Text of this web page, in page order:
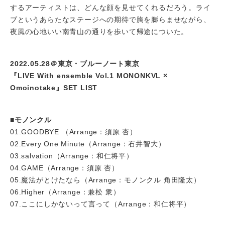
するアーティストは、どんな顔を見せてくれるだろう。ライ
ブというあらたなステージへの期待で胸を膨らませながら、
夜風の心地いい南青山の通りを歩いて帰途についた。
2022.05.28＠東京・ブルーノート東京
『LIVE With ensemble Vol.1 MONONKVL ×
Omoinotake』SET LIST
■モノンクル
01.GOODBYE （Arrange：須原 杏）
02.Every One Minute（Arrange：石井智大）
03.salvation（Arrange：和仁将平）
04.GAME（Arrange：須原 杏）
05.魔法がとけたなら（Arrange：モノンクル 角田隆太）
06.Higher（Arrange：兼松 衆）
07.ここにしかないって言って（Arrange：和仁将平）